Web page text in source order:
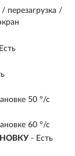
перезагрузка /
50 °/с
60 °/с
- Есть